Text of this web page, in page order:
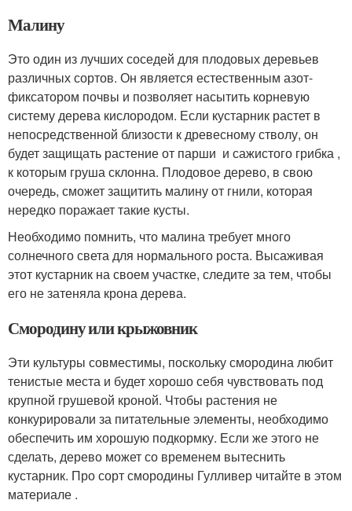
Малину
Это один из лучших соседей для плодовых деревьев
различных сортов. Он является естественным азот-
фиксатором почвы и позволяет насытить корневую
систему дерева кислородом. Если кустарник растет в
непосредственной близости к древесному стволу, он
будет защищать растение от парши и сажистого грибка ,
к которым груша склонна. Плодовое дерево, в свою
очередь, сможет защитить малину от гнили, которая
нередко поражает такие кусты.
Необходимо помнить, что малина требует много
солнечного света для нормального роста. Высаживая
этот кустарник на своем участке, следите за тем, чтобы
его не затеняла крона дерева.
Смородину или крыжовник
Эти культуры совместимы, поскольку смородина любит
тенистые места и будет хорошо себя чувствовать под
крупной грушевой кроной. Чтобы растения не
конкурировали за питательные элементы, необходимо
обеспечить им хорошую подкормку. Если же этого не
сделать, дерево может со временем вытеснить
кустарник. Про сорт смородины Гулливер читайте в этом
материале .